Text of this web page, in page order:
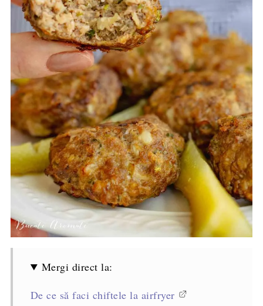
Mergi direct la:
De ce să faci chiftele la airfryer